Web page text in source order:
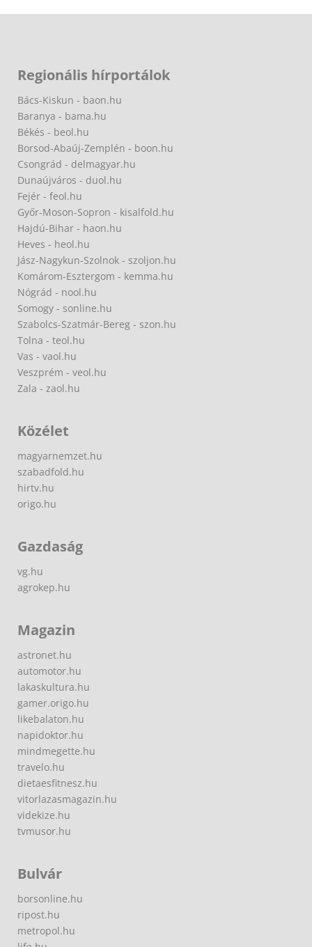
Regionális hírportálok
Bács-Kiskun - baon.hu
Baranya - bama.hu
Békés - beol.hu
Borsod-Abaúj-Zemplén - boon.hu
Csongrád - delmagyar.hu
Dunaújváros - duol.hu
Fejér - feol.hu
Győr-Moson-Sopron - kisalfold.hu
Hajdú-Bihar - haon.hu
Heves - heol.hu
Jász-Nagykun-Szolnok - szoljon.hu
Komárom-Esztergom - kemma.hu
Nógrád - nool.hu
Somogy - sonline.hu
Szabolcs-Szatmár-Bereg - szon.hu
Tolna - teol.hu
Vas - vaol.hu
Veszprém - veol.hu
Zala - zaol.hu
Közélet
magyarnemzet.hu
szabadfold.hu
hirtv.hu
origo.hu
Gazdaság
vg.hu
agrokep.hu
Magazin
astronet.hu
automotor.hu
lakaskultura.hu
gamer.origo.hu
likebalaton.hu
napidoktor.hu
mindmegette.hu
travelo.hu
dietaesfitnesz.hu
vitorlazasmagazin.hu
videkize.hu
tvmusor.hu
Bulvár
borsonline.hu
ripost.hu
metropol.hu